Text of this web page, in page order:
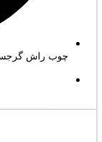
چوب راش